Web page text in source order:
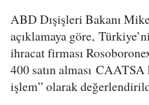
ABD Dışişleri Bakanı
açıklamaya göre,
ihracat firması
400 satın alması
işlem” olarak